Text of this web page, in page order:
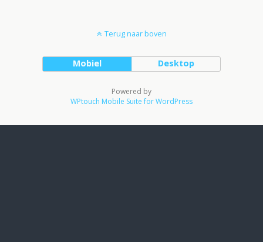
Terug naar boven
Mobiel Desktop
Powered by
WPtouch Mobile Suite for WordPress